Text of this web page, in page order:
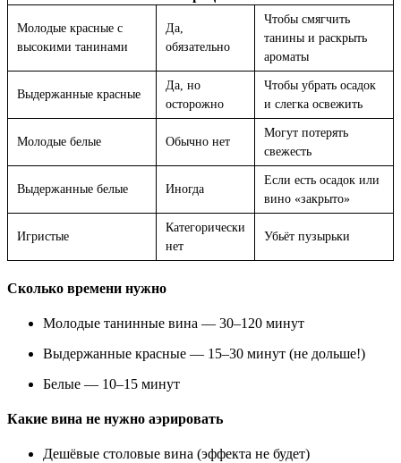
Молодые красные с
высокими танинами
Да,
обязательно
Чтобы смягчить
танины и раскрыть
ароматы
Выдержанные красные
Да, но
осторожно
Чтобы убрать осадок
и слегка освежить
Молодые белые Обычно нет
Могут потерять
свежесть
Выдержанные белые Иногда
Если есть осадок или
вино «закрыто»
Игристые
Категорически
нет
Убьёт пузырьки
Сколько времени нужно
Молодые танинные вина — 30–120 минут
Выдержанные красные — 15–30 минут (не дольше!)
Белые — 10–15 минут
Какие вина не нужно аэрировать
Дешёвые столовые вина (эффекта не будет)